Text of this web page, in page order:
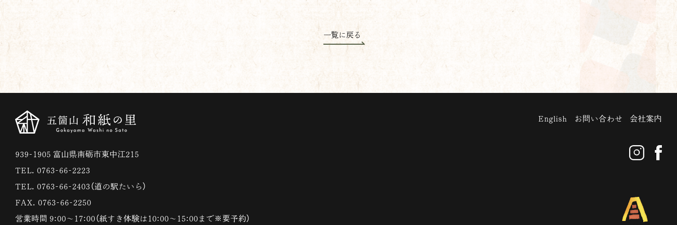
一覧に戻る
939-1905 富山県南砺市東中江215
TEL. 0763-66-2223
TEL. 0763-66-2403（道の駅たいら）
FAX. 0763-66-2250
営業時間 9:00〜17:00（紙すき体験は10:00〜15:00まで※要予約）
English お問い合わせ 会社案内